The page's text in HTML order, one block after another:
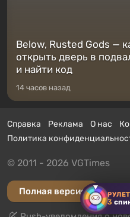
3
Below, Rusted Gods —
открыть дверь в
и найти код
14 часов назад
Справка Реклама О нас
Политика
© 2011 - 2026 VGTimes
Полная версия